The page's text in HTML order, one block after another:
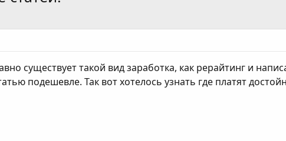
существует такой вид заработка, как рерайтинг и
подешевле. Так вот хотелось узнать где платят